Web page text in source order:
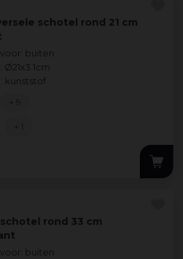
schotel rond 21 cm
voor: buiten
Ø21x3.1cm
kunststof
+ 9
+ 1
rond 33 cm
voor: buiten